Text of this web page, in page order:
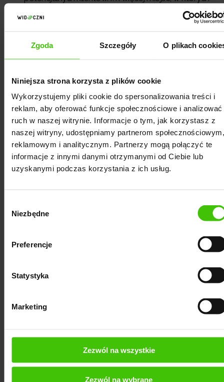
Zgoda Szczegóły O plikach
Niniejsza strona korzysta z plików cookie
Wykorzystujemy pliki cookie do spersonalizowania treści i
reklam, aby oferować funkcje społecznościowe i analizować
ruch w naszej witrynie. Informacje o tym, jak korzystasz z
naszej witryny, udostępniamy partnerom społecznościowym,
reklamowym i analitycznym. Partnerzy mogą połączyć te
informacje z innymi danymi otrzymanymi od Ciebie lub
uzyskanymi podczas korzystania z ich usług.
zgody
Niezbędne
Preferencje
Statystyka
Marketing
Zezwól na wszystkie
Zezwól na wybrane
poszerzenie grupy docelowej
- korzystając z
różnorodnych kanałów komunikacji, sklep może
preferencjach i nawykach zakupowych,
optymalizacja ścieżki zakupowej- marketing e-
commerce wielokanałowy umożliwia klientom
dokonywanie zakupów w wybranych przez siebie
kanałach, co zwiększa wygodę i satysfakcję z
zakupów. Sklep może zoptymalizować
kanałach komunikacji i sprzedaży pozwala sklepowie
-commerce
dotrzeć do klientów na różnych etapach
ich ścieżki zakupowej i skuteczniej zachęcić ich do
dokonania zakupu. Dzięki temu można zwiększyć
budowanie trwałych relacji z klientami
- dzięki
sklep może budować trwałe relacje z klientami,
angażować ich w interaktywne treści i dostarczać
wartościowe informacje oraz wsparcie na każdym